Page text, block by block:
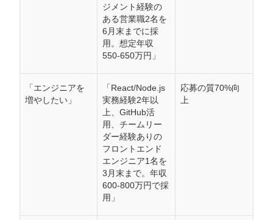
ジメント経験の
ある営業職2名を
6月末までに採
用。想定年収
550-650万円」
「エンジニアを
増やしたい」
「React/Node.js
実務経験2年以
上、GitHub活
用、チームリー
ダー経験ありの
フロントエンド
エンジニア1名を
3月末まで。年収
600-800万円で採
用」
応募の質70%向
上